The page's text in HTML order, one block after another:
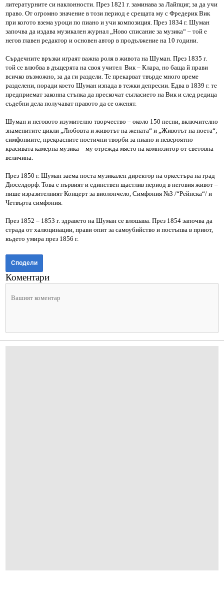
литературните си наклонности. През 1821 г. заминава за Лайпциг, за да учи
право. От огромно значение в този период е срещата му с Фредерик Вик
при когото взема уроци по пиано и учи композиция. През 1834 г. Шуман
започва да издава музикален журнал „Ново списание за музика“ – той е
негов главен редактор и основен автор в продължение на 10 години.
Сърдечните връзки играят важна роля в живота на Шуман. През 1835 г.
той се влюбва в дъщерята на своя учител Вик – Клара, но баща й прави
всичко възможно, за да ги раздели. Те прекарват твърде много време
разделени, поради което Шуман изпада в тежки депресии. Едва в 1839 г. те
предприемат законна стъпка да прескочат съгласието на Вик и след редица
съдебни дела получават правото да се оженят.
Шуман и неговото изумително творчество – около 150 песни, включително
знаменитите цикли „Любовта и животът на жената“ и „Животът на поета“;
симфониите, прекрасните поетични творби за пиано и невероятно
красивата камерна музика – му отрежда място на композитор от световна
величина.
През 1850 г. Шуман заема поста музикален директор на оркестъра на град
Дюселдорф. Това е първият и единствен щастлив период в неговия живот –
пише изразителният Концерт за виолончело, Симфония №3 /“Рейнска“/ и
Четвърта симфония.
През 1852 – 1853 г. здравето на Шуман се влошава. През 1854 започва да
страда от халюцинации, прави опит за самоубийство и постъпва в приют,
където умира през 1856 г.
Сподели
Коментари